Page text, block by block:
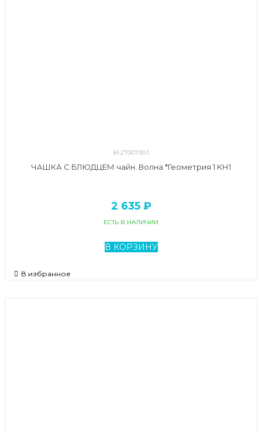
81.27007.00.1
ЧАШКА С БЛЮДЦЕМ чайн. Волна *Геометрия 1 КН1
2 635 ₽
ЕСТЬ В НАЛИЧИИ
В КОРЗИНУ
В избранное